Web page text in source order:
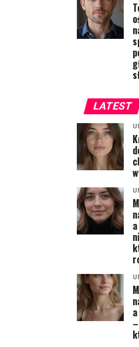
LATEST